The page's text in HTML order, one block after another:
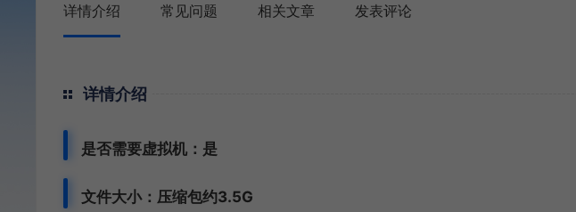
详情介绍 常见问题 相关文章 发表评论
详情介绍
是否需要虚拟机：是
文件大小：压缩包约3.5G